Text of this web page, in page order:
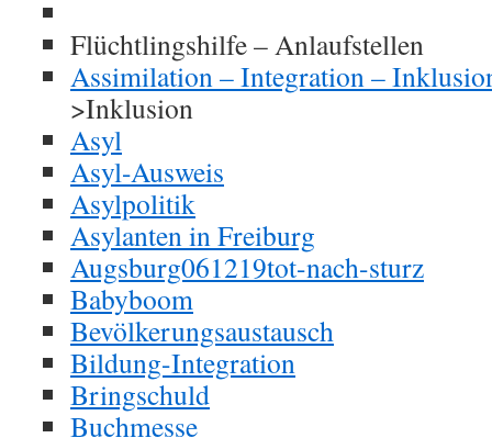
Flüchtlingshilfe – Anlaufstellen
Assimilation – Integration –
>Inklusion
Asyl
Asyl-Ausweis
Asylpolitik
Asylanten in Freiburg
Augsburg061219tot-nach-sturz
Babyboom
Bevölkerungsaustausch
Bildung-Integration
Bringschuld
Buchmesse